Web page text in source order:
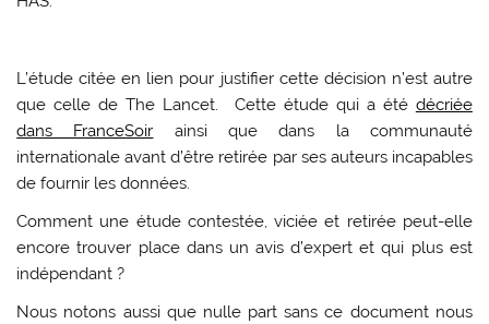
L’étude citée en lien pour justifier cette décision n’est autre
que celle de The Lancet. Cette étude qui a été décriée
dans FranceSoir ainsi que dans la communauté
internationale avant d’être retirée par ses auteurs incapables
de fournir les données.
Comment une étude contestée, viciée et retirée peut-elle
encore trouver place dans un avis d’expert et qui plus est
indépendant ?
Nous notons aussi que nulle part sans ce document nous